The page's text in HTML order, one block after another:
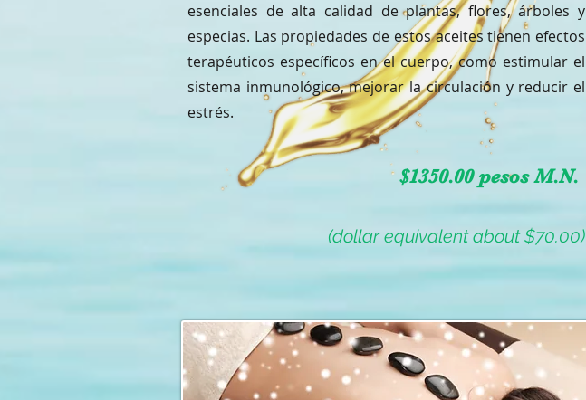
esenciales de alta calidad de plantas, flores, árboles y
especias. Las propiedades de estos aceites tienen efectos
terapéuticos específicos en el cuerpo, como estimular el
sistema inmunológico, mejorar la circulación y reducir el
estrés.
$1350.00 pesos M.N.
(dollar equivalent about $70.00)